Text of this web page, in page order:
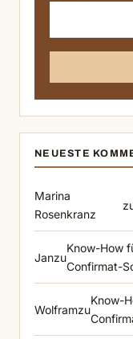
NEUESTE
Marina
Rosenkranz
Janzu
Know-How
Confirmat-
Wolframzu
Know-